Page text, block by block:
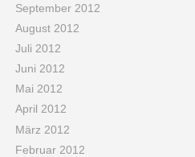
September 2012
August 2012
Juli 2012
Juni 2012
Mai 2012
April 2012
März 2012
Februar 2012